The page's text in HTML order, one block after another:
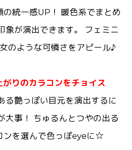
の統一感UP！ 暖色系でまとめ
象が演出できます。 フェミニ
のような可憐さをアピール♪
がりのカラコンをチョイス
る艶っぽい目元を演出するに
大事！ ちゅるんとつやの出る
ンを選んで色っぽeyeに☆